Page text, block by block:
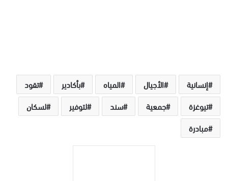
إنسانية الأجيال المياه بأكادير
تقود
تيوغزة
جمعية سند لتوفير
لسكان
مبادرة